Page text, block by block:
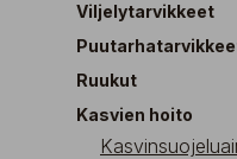
Viljelytarvikkeet
Ruukut
Kasvien hoito